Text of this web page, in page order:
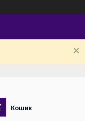
Кошик